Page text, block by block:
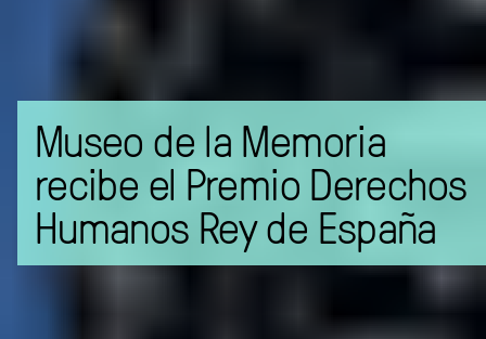
Museo de la Memoria
recibe el Premio Derechos
Humanos Rey de España